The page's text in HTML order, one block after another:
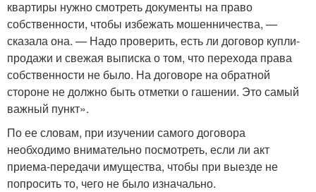
квартиры нужно смотреть документы на право
собственности, чтобы избежать мошенничества, —
сказала она. — Надо проверить, есть ли договор купли-
продажи и свежая выписка о том, что перехода права
собственности не было. На договоре на обратной
стороне не должно быть отметки о гашении. Это самый
важный пункт».
По ее словам, при изучении самого договора
необходимо внимательно посмотреть, если ли акт
приема-передачи имущества, чтобы при выезде не
попросить то, чего не было изначально.